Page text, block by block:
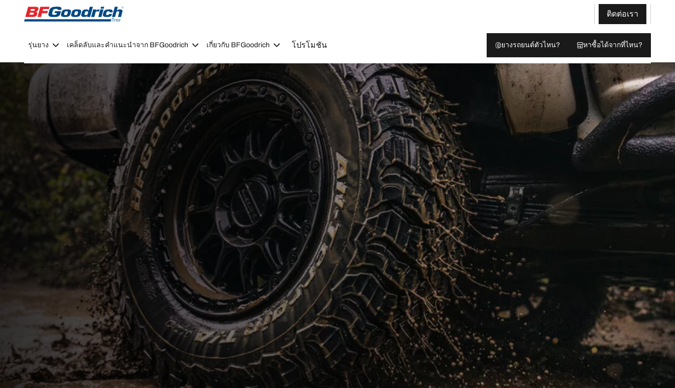
Go to page content
Go to page navigation
ติดต่อเรา
รุ่นยาง เคล็ดลับและคำแนะนำจาก BFGoodrich เกี่ยวกับ BFGoodrich โปรโมชัน ยางรถยนต์ตัวไหน? หาซื้อได้จากที่ไหน?